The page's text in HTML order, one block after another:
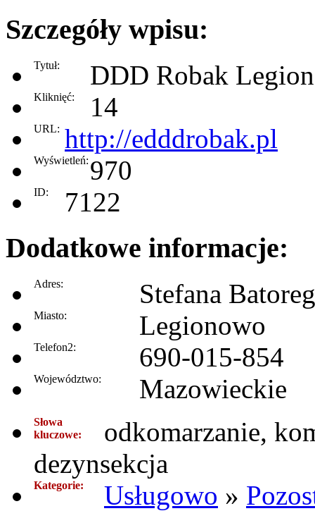
Szczegóły wpisu:
Tytuł: DDD Robak
Kliknięć: 14
URL: http://edddrobak.pl
Wyświetleń: 970
ID: 7122
Dodatkowe informacje:
Adres: Stefana
Miasto: Legionowo
Telefon2: 690-015-854
Województwo: Mazowieckie
Słowa
kluczowe:
odkomarzanie,
dezynsekcja
Kategorie: Usługowo »